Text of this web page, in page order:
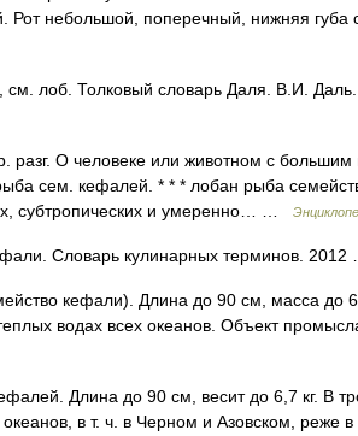
Рот небольшой, поперечный, нижняя
лоб. Толковый словарь Даля. В.И.
О человеке или животном с большим
сем. кефалей. * * * лобан рыба
субтропических и умеренно… …
Словарь кулинарных терминов.
кефали). Длина до 90 см, масса до 6 7
водах всех океанов. Объект
Длина до 90 см, весит до 6,7 кг. В
в т. ч. в Черном и Азовском, реже